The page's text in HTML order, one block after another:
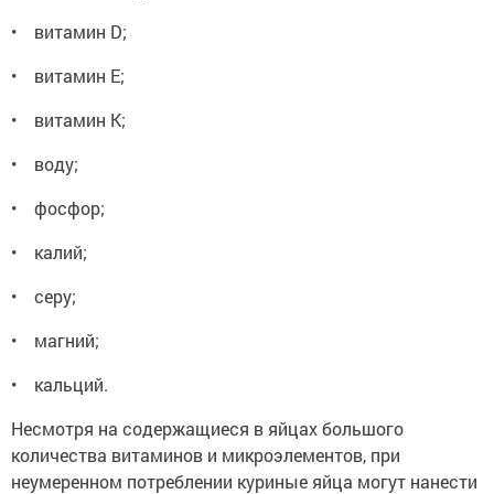
• витамин D;
• витамин Е;
• витамин К;
• воду;
• фосфор;
• калий;
• серу;
• магний;
• кальций.
Несмотря на содержащиеся в яйцах большого
количества витаминов и микроэлементов, при
неумеренном потреблении куриные яйца могут нанести